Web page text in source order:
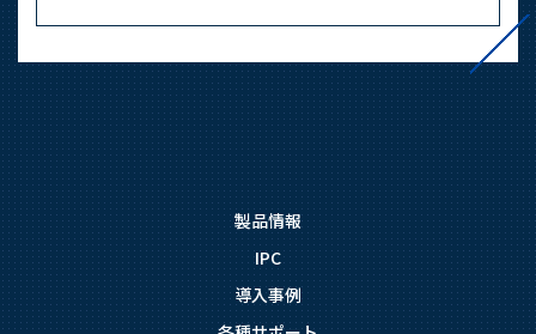
製品情報
IPC
導入事例